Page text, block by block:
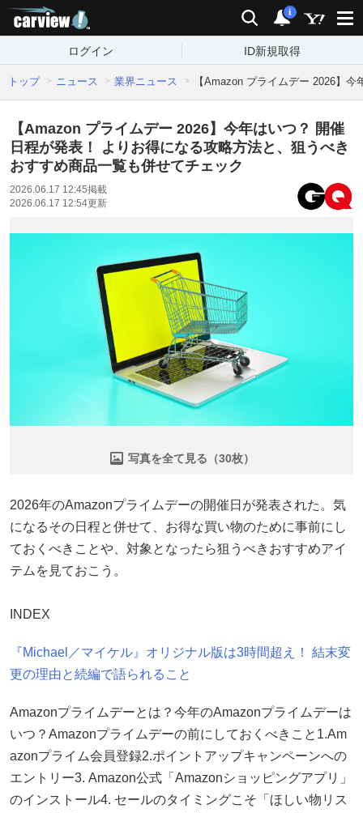
検索 通知
i
ログイン ID新規取得
トップ ニュース 業界ニュース 【Amazon プライムデー 2026】
【Amazon プライムデー 2026】今年はいつ？ 開催
日程が発表！ よりお得になる攻略方法と、狙うべき
おすすめ商品一覧も併せてチェック
2026.06.17 12:45掲載
2026.06.17 12:54更新
写真を全て見る（30枚）
2026年のAmazonプライムデーの開催日が発表された。気
になるその日程と併せて、お得な買い物のために事前にし
ておくべきことや、対象となったら狙うべきおすすめアイ
テムを見ておこう。
INDEX
『Michael／マイケル』オリジナル版は3時間超え！ 結末変
更の理由と続編で語られること
Amazonプライムデーとは？今年のAmazonプライムデーは
いつ？Amazonプライムデーの前にしておくべきこと1.Am
azonプライム会員登録2.ポイントアップキャンペーンへの
エントリー3. Amazon公式「Amazonショッピングアプリ」
のインストール4. セールのタイミングこそ「ほしい物リス